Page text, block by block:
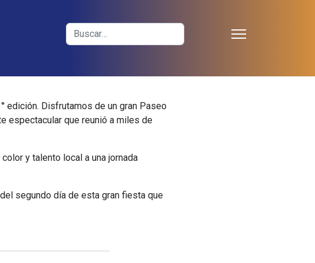
Buscar
edición. Disfrutamos de un gran Paseo
espectacular que reunió a miles de
y talento local a una jornada
segundo día de esta gran fiesta que